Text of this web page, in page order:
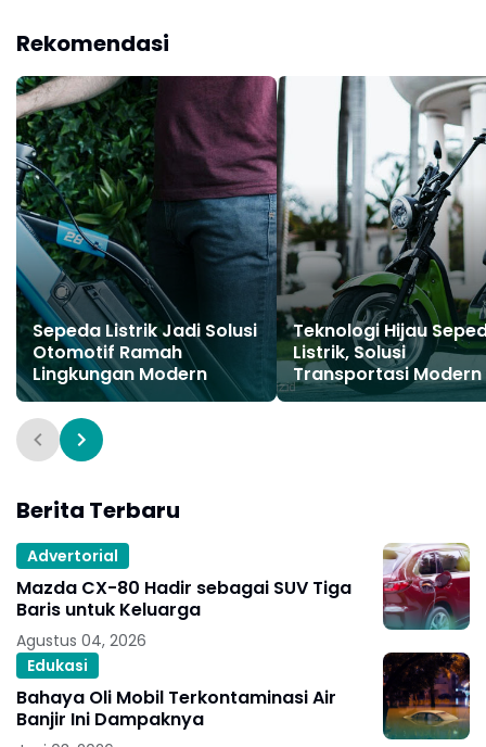
Rekomendasi
Sepeda Listrik Jadi Solusi
Otomotif Ramah
Lingkungan Modern
Teknologi Hijau
Listrik, Solusi
Transportasi Modern
Berita Terbaru
Advertorial
Mazda CX-80 Hadir sebagai SUV Tiga
Baris untuk Keluarga
Agustus 04, 2026
Edukasi
Bahaya Oli Mobil Terkontaminasi Air
Banjir Ini Dampaknya